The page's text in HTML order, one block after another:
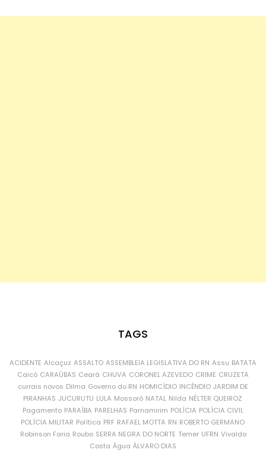
TAGS
ACIDENTE Alcaçuz ASSALTO ASSEMBLEIA LEGISLATIVA DO RN Assu BATATA
Caicó CARAÚBAS Ceará CHUVA CORONEL AZEVEDO CRIME CRUZETA
currais novos Dilma Governo do RN HOMICÍDIO INCÊNDIO JARDIM DE
PIRANHAS JUCURUTU LULA Mossoró NATAL Nilda NÉLTER QUEIROZ
Pagamento PARAÍBA PARELHAS Parnamirim POLÍCIA POLÍCIA CIVIL
POLÍCIA MILITAR Política PRF RAFAEL MOTTA RN ROBERTO GERMANO
Robinson Faria Roubo SERRA NEGRA DO NORTE Temer UFRN Vivaldo
Costa Água ÁLVARO DIAS